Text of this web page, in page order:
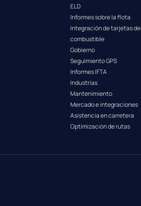
ELD
Informes sobre la flota
Integración de tarjetas de
combustible
Gobierno
Seguimiento GPS
Informes IFTA
Industrias
Mantenimiento
Mercado e integraciones
Asistencia en carretera
Optimización de rutas